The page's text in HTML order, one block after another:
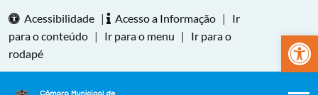
Abrir
Acessibilidade | Acesso a Informação |
Ir
para o conteúdo | Ir para o menu |
Ir para o
rodapé